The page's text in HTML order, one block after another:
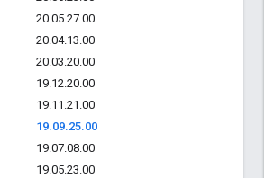
20.05.27.00
20.04.13.00
20.03.20.00
19.12.20.00
19.11 .21 .00
19.09.25.00
19.07.08.00
19.05.23.00